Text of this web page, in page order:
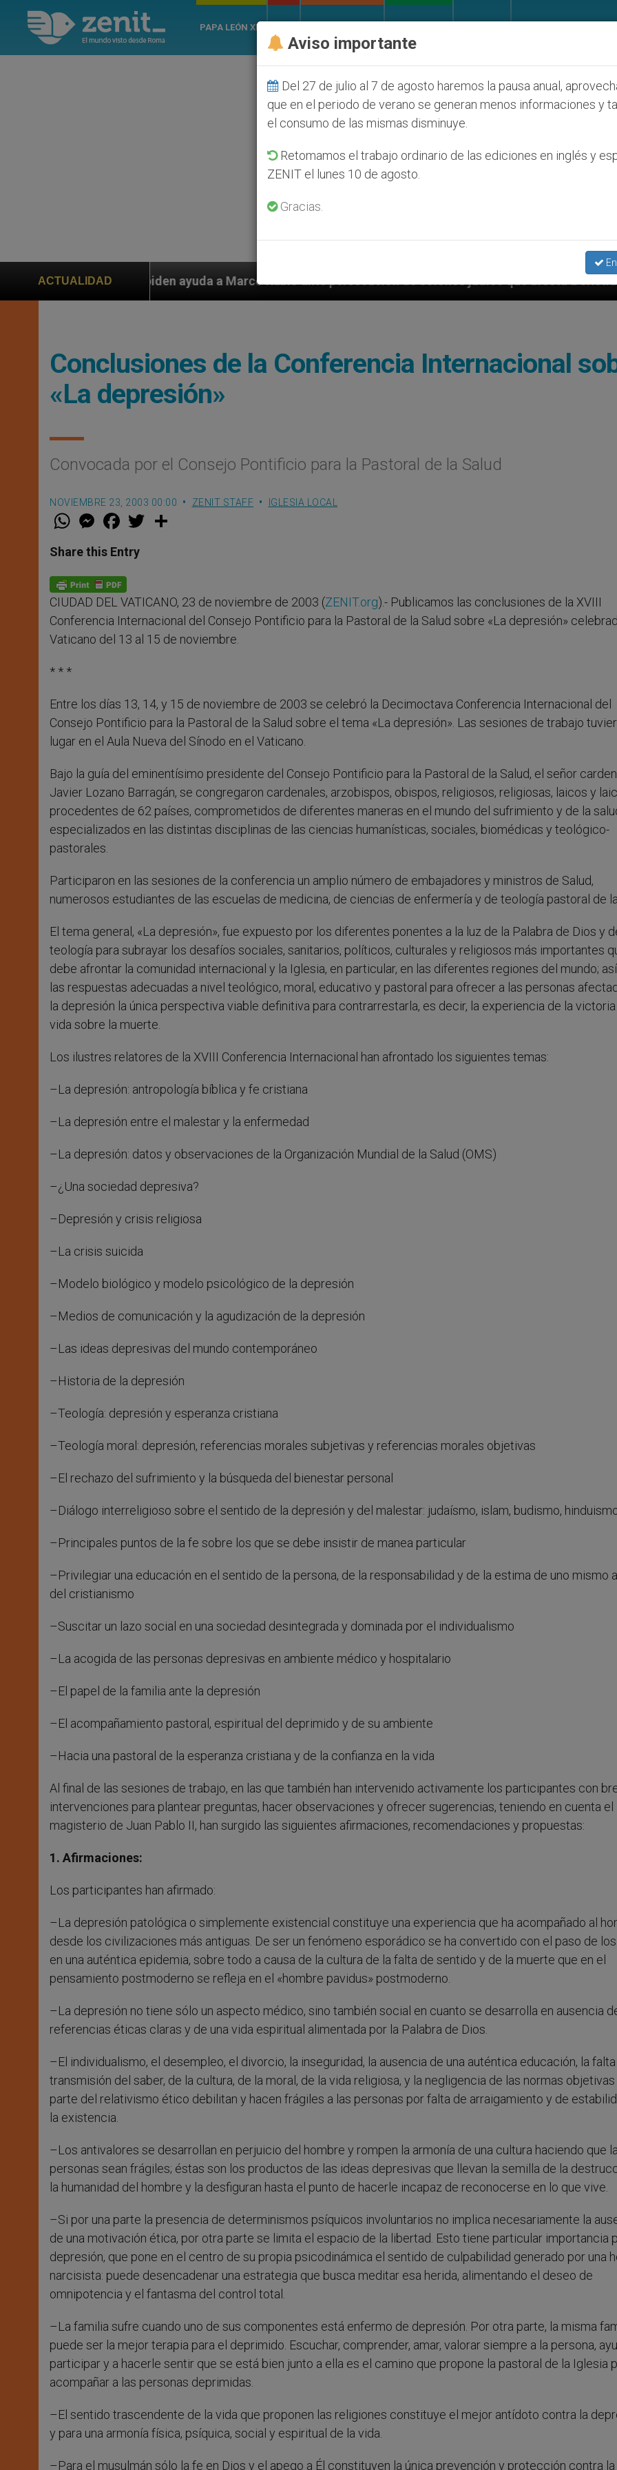
PAPA LEÓN XIV
ACTUALIDAD
piden ayuda a Marco Rubio ante persecución de colonos judíos que afecta a cristianos (y no sólo) en
Conclusiones de la Conferencia Internacional
«La depresión»
Convocada por el Consejo Pontificio para la Pastoral de la Salud
NOVIEMBRE 23, 2003 00:00 ZENIT STAFF IGLESIA LOCAL
W
t
s
p
p
M
e
s
e
g
e
r
F
a
e
b
o
k
w
Share this Entry
CIUDAD DEL VATICANO, 23 de noviembre de 2003 (ZENIT.org).- Publicamos las conclusiones de la XVIII
Conferencia Internacional del Consejo Pontificio para la Pastoral de la Salud sobre «La depresión»
Vaticano del 13 al 15 de noviembre.
* * *
Entre los días 13, 14, y 15 de noviembre de 2003 se celebró la Decimoctava Conferencia Internacional del
Consejo Pontificio para la Pastoral de la Salud sobre el tema «La depresión». Las sesiones de trabajo
lugar en el Aula Nueva del Sínodo en el Vaticano.
Bajo la guía del eminentísimo presidente del Consejo Pontificio para la Pastoral de la Salud, el señor
Javier Lozano Barragán, se congregaron cardenales, arzobispos, obispos, religiosos, religiosas, laicos y
procedentes de 62 países, comprometidos de diferentes maneras en el mundo del sufrimiento y de la
especializados en las distintas disciplinas de las ciencias humanísticas, sociales, biomédicas y teológico-
pastorales.
Participaron en las sesiones de la conferencia un amplio número de embajadores y ministros de Salud,
numerosos estudiantes de las escuelas de medicina, de ciencias de enfermería y de teología pastoral de
El tema general, «La depresión», fue expuesto por los diferentes ponentes a la luz de la Palabra de Dios y
teología para subrayar los desafíos sociales, sanitarios, políticos, culturales y religiosos más importantes
debe afrontar la comunidad internacional y la Iglesia, en particular, en las diferentes regiones del mundo;
las respuestas adecuadas a nivel teológico, moral, educativo y pastoral para ofrecer a las personas
la depresión la única perspectiva viable definitiva para contrarrestarla, es decir, la experiencia de la
vida sobre la muerte.
Los ilustres relatores de la XVIII Conferencia Internacional han afrontado los siguientes temas:
–La depresión: antropología bíblica y fe cristiana
–La depresión entre el malestar y la enfermedad
–La depresión: datos y observaciones de la Organización Mundial de la Salud (OMS)
–¿Una sociedad depresiva?
–Depresión y crisis religiosa
–La crisis suicida
–Modelo biológico y modelo psicológico de la depresión
–Medios de comunicación y la agudización de la depresión
–Las ideas depresivas del mundo contemporáneo
–Historia de la depresión
–Teología: depresión y esperanza cristiana
–Teología moral: depresión, referencias morales subjetivas y referencias morales objetivas
–El rechazo del sufrimiento y la búsqueda del bienestar personal
–Diálogo interreligioso sobre el sentido de la depresión y del malestar: judaísmo, islam, budismo,
–Principales puntos de la fe sobre los que se debe insistir de manea particular
–Privilegiar una educación en el sentido de la persona, de la responsabilidad y de la estima de uno mismo
del cristianismo
–Suscitar un lazo social en una sociedad desintegrada y dominada por el individualismo
–La acogida de las personas depresivas en ambiente médico y hospitalario
–El papel de la familia ante la depresión
–El acompañamiento pastoral, espiritual del deprimido y de su ambiente
–Hacia una pastoral de la esperanza cristiana y de la confianza en la vida
Al final de las sesiones de trabajo, en las que también han intervenido activamente los participantes con
intervenciones para plantear preguntas, hacer observaciones y ofrecer sugerencias, teniendo en cuenta el
magisterio de Juan Pablo II, han surgido las siguientes afirmaciones, recomendaciones y propuestas:
1. Afirmaciones:
Los participantes han afirmado:
–La depresión patológica o simplemente existencial constituye una experiencia que ha acompañado al
desde los civilizaciones más antiguas. De ser un fenómeno esporádico se ha convertido con el paso de
en una auténtica epidemia, sobre todo a causa de la cultura de la falta de sentido y de la muerte que en el
pensamiento postmoderno se refleja en el «hombre pavidus» postmoderno.
–La depresión no tiene sólo un aspecto médico, sino también social en cuanto se desarrolla en ausencia
referencias éticas claras y de una vida espiritual alimentada por la Palabra de Dios.
–El individualismo, el desempleo, el divorcio, la inseguridad, la ausencia de una auténtica educación, la
transmisión del saber, de la cultura, de la moral, de la vida religiosa, y la negligencia de las normas
parte del relativismo ético debilitan y hacen frágiles a las personas por falta de arraigamiento y de
la existencia.
–Los antivalores se desarrollan en perjuicio del hombre y rompen la armonía de una cultura haciendo que
personas sean frágiles; éstas son los productos de las ideas depresivas que llevan la semilla de la
la humanidad del hombre y la desfiguran hasta el punto de hacerle incapaz de reconocerse en lo que vive.
–Si por una parte la presencia de determinismos psíquicos involuntarios no implica necesariamente la
de una motivación ética, por otra parte se limita el espacio de la libertad. Esto tiene particular importancia
depresión, que pone en el centro de su propia psicodinámica el sentido de culpabilidad generado por una
narcisista: puede desencadenar una estrategia que busca meditar esa herida, alimentando el deseo de
omnipotencia y el fantasma del control total.
–La familia sufre cuando uno de sus componentes está enfermo de depresión. Por otra parte, la misma
puede ser la mejor terapia para el deprimido. Escuchar, comprender, amar, valorar siempre a la persona,
participar y a hacerle sentir que se está bien junto a ella es el camino que propone la pastoral de la Iglesia
acompañar a las personas deprimidas.
–El sentido trascendente de la vida que proponen las religiones constituye el mejor antídoto contra la
y para una armonía física, psíquica, social y espiritual de la vida.
–Para el musulmán sólo la fe en Dios y el apego a Él constituyen la única prevención y protección contra la
Aviso importante
Del 27 de julio al 7 de agosto haremos la pausa anual,
que en el periodo de verano se generan menos informaciones y
el consumo de las mismas disminuye.
Retomamos el trabajo ordinario de las ediciones en inglés y
ZENIT el lunes 10 de agosto.
Gracias.